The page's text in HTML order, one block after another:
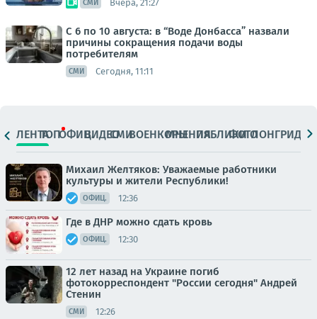
СМИ Вчера, 21:27
С 6 по 10 августа: в “Воде Донбасса” назвали
причины сокращения подачи воды
потребителям
СМИ Сегодня, 11:11
ЛЕНТАТОПОФИЦ.ВИДЕОСМИВОЕНКОРЫМНЕНИЯПАБЛИКИ
ФОТОЛОНГРИДЫ
Михаил Желтяков: Уважаемые работники
культуры и жители Республики!
ОФИЦ. 12:36
Где в ДНР можно сдать кровь
ОФИЦ. 12:30
12 лет назад на Украине погиб
фотокорреспондент "России сегодня" Андрей
Стенин
СМИ 12:26